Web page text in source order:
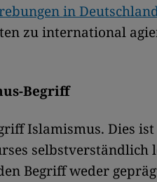
in
zu international
Begriff
Islamismus. Dies
selbstverständlich
Begriff weder